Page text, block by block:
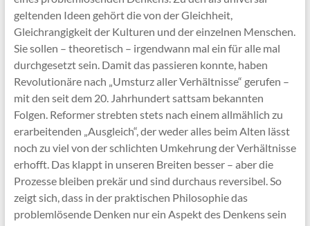
geltenden Ideen gehört die von der Gleichheit,
Gleichrangigkeit der Kulturen und der einzelnen Menschen.
Sie sollen – theoretisch – irgendwann mal ein für alle mal
durchgesetzt sein. Damit das passieren konnte, haben
Revolutionäre nach „Umsturz aller Verhältnisse“ gerufen –
mit den seit dem 20. Jahrhundert sattsam bekannten
Folgen. Reformer strebten stets nach einem allmählich zu
erarbeitenden „Ausgleich“, der weder alles beim Alten lässt
noch zu viel von der schlichten Umkehrung der Verhältnisse
erhofft. Das klappt in unseren Breiten besser – aber die
Prozesse bleiben prekär und sind durchaus reversibel. So
zeigt sich, dass in der praktischen Philosophie das
problemlösende Denken nur ein Aspekt des Denkens sein